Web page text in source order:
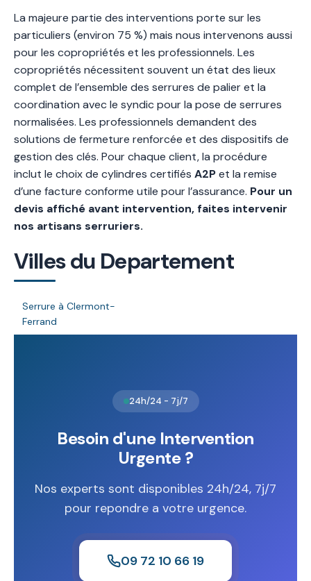
La majeure partie des interventions porte sur les
particuliers (environ 75 %) mais nous intervenons aussi
pour les copropriétés et les professionnels. Les
copropriétés nécessitent souvent un état des lieux
complet de l’ensemble des serrures de palier et la
coordination avec le syndic pour la pose de serrures
normalisées. Les professionnels demandent des
solutions de fermeture renforcée et des dispositifs de
gestion des clés. Pour chaque client, la procédure
inclut le choix de cylindres certifiés A2Pet la remise
d’une facture conforme utile pour l’assurance. Pour un
devis affiché avant intervention, faites intervenir
nos artisans serruriers.
Villes du Departement
Serrure à Clermont-
Ferrand
24h/24 - 7j/7
Besoin d'une Intervention
Urgente ?
Nos experts sont disponibles 24h/24, 7j/7
pour repondre a votre urgence.
09 72 10 66 19